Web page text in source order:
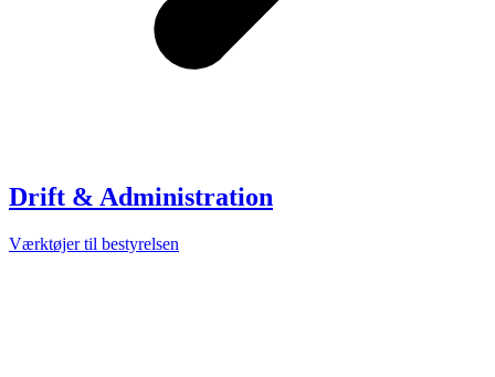
Drift & Administration
Værktøjer til bestyrelsen